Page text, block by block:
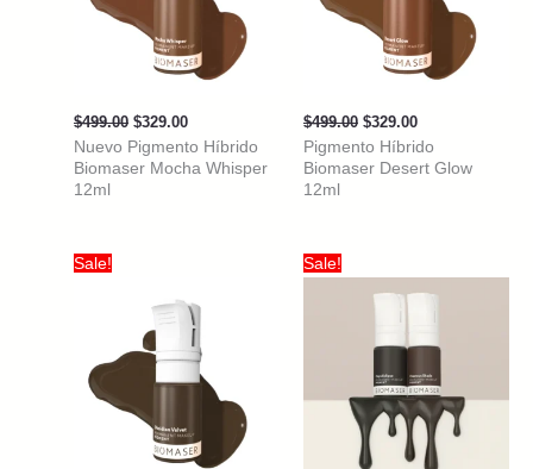
$499.00 Original
was:
$499.00.
$329.00Current
is:
$329.00.
Nuevo Pigmento Híbrido
Biomaser Mocha Whisper
12ml
$499.00 Original
was:
$499.00.
$329.00Current
is:
$329.00.
Pigmento Híbrido
Biomaser Desert Glow
12ml
Sale! Sale!